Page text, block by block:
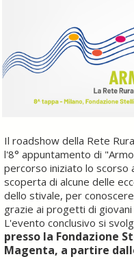
Il roadshow della Rete
l'8° appuntamento di
percorso iniziato lo scorso
scoperta di alcune delle
dello stivale, per
grazie ai progetti di
L'evento conclusivo si
presso la Fondazione
Magenta, a partire